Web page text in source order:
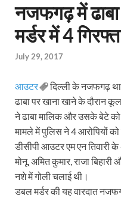
नजफगढ़ में
मर्डर में 4
July 29, 2017
आउटर दिल्ली के नजफगढ़
ढाबा पर खाना खाने के दौरान
ने ढाबा मालिक और उसके बेटे को
मामले में पुलिस ने 4 आरोपियों को
डीसीपी आउटर एम एन तिवारी
मोनू, अमित कुमार, राजा
नशे में गोली चलाई थी।
डबल मर्डर की यह वारदात